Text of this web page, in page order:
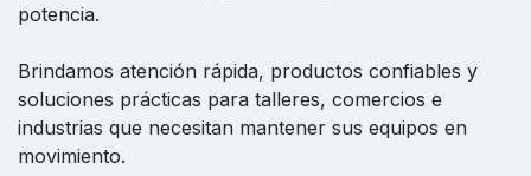
potencia.
Brindamos atención rápida, productos confiables y
soluciones prácticas para talleres, comercios e
industrias que necesitan mantener sus equipos en
movimiento.